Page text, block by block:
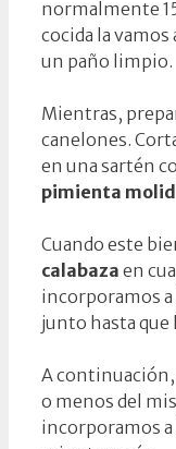
normalmente
cocida la vamos
un paño limpio.
Mientras,
canelones.
en una sartén
pimienta
Cuando este
calabaza en
incorporamos a
junto hasta que
A
o menos del
incorporamos